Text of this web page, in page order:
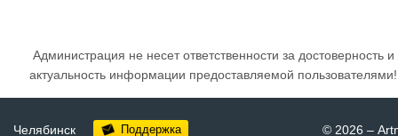
Администрация не несет ответственности за достоверность и
актуальность информации предоставляемой пользователями!
Челябинск Поддержка © 2026 –